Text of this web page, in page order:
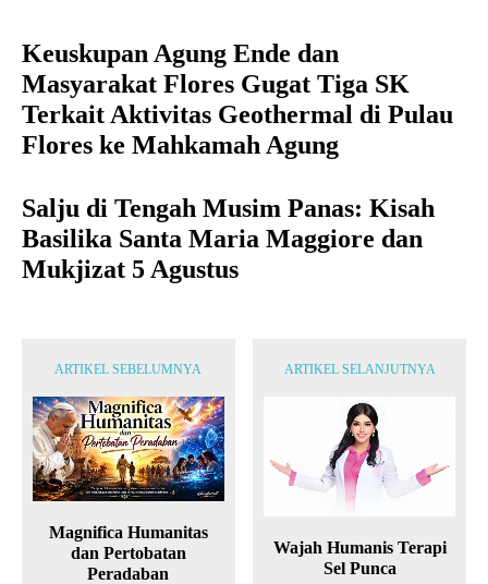
Keuskupan Agung Ende dan
Masyarakat Flores Gugat Tiga SK
Terkait Aktivitas Geothermal di Pulau
Flores ke Mahkamah Agung
Salju di Tengah Musim Panas: Kisah
Basilika Santa Maria Maggiore dan
Mukjizat 5 Agustus
ARTIKEL SEBELUMNYA
Magnifica Humanitas
dan Pertobatan
Peradaban
ARTIKEL SELANJUTNYA
Wajah Humanis Terapi
Sel Punca